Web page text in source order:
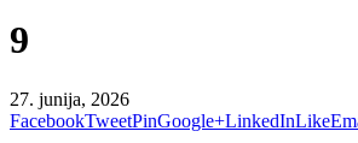
9
27. junija, 2026
FacebookTweetPinGoogle+LinkedInLike